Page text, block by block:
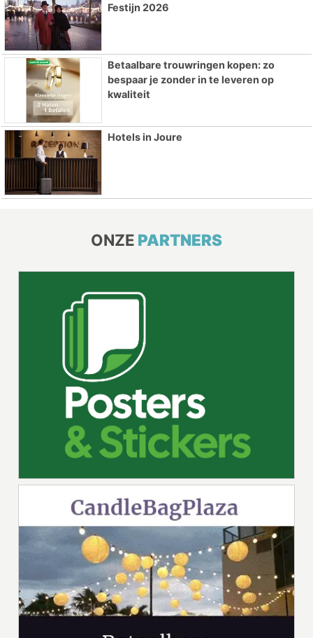
Festijn 2026
Betaalbare trouwringen kopen: zo
bespaar je zonder in te leveren op
kwaliteit
Hotels in Joure
ONZE PARTNERS